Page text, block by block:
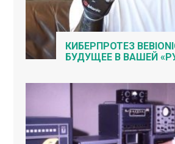
КИБЕРПРОТЕЗ
БУДУЩЕЕ В ВАШЕЙ